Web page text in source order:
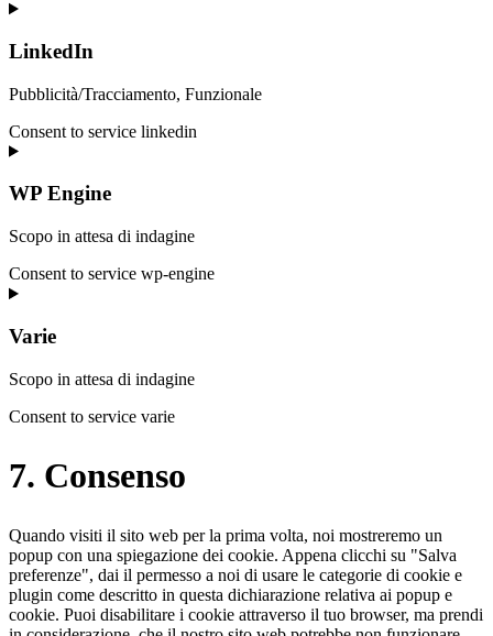
LinkedIn
Pubblicità/Tracciamento, Funzionale
Consent to service linkedin
WP Engine
Scopo in attesa di indagine
Consent to service wp-engine
Varie
Scopo in attesa di indagine
Consent to service varie
7. Consenso
Quando visiti il sito web per la prima volta, noi mostreremo un
popup con una spiegazione dei cookie. Appena clicchi su "Salva
preferenze", dai il permesso a noi di usare le categorie di cookie e
plugin come descritto in questa dichiarazione relativa ai popup e
cookie. Puoi disabilitare i cookie attraverso il tuo browser, ma prendi